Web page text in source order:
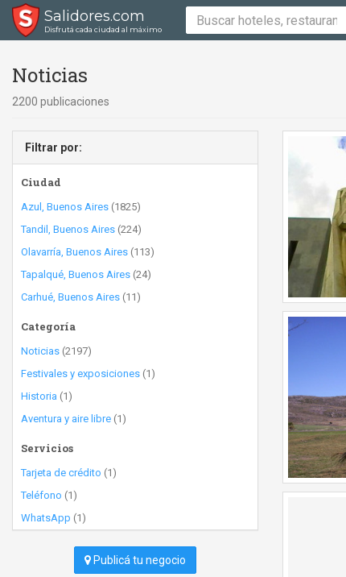
Salidores.com
Disfrutá cada ciudad al máximo
Noticias
2200 publicaciones
Filtrar por:
Ciudad
Azul, Buenos Aires (1825)
Tandil, Buenos Aires (224)
Olavarría, Buenos Aires (113)
Tapalqué, Buenos Aires (24)
Carhué, Buenos Aires (11)
Categoría
Noticias (2197)
Festivales y exposiciones (1)
Historia (1)
Aventura y aire libre (1)
Servicios
Tarjeta de crédito (1)
Teléfono (1)
WhatsApp (1)
Publicá tu negocio